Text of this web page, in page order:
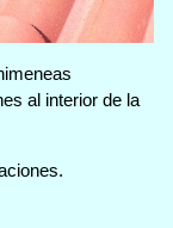
al interior de la